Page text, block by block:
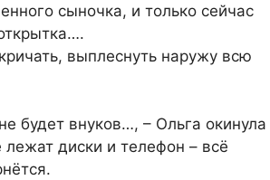
сыночка, и только сейчас
выплеснуть наружу всю
будет внуков…, – Ольга окинула
диски и телефон – всё